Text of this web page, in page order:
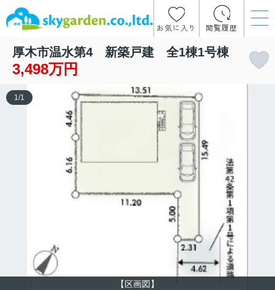
お気に入り 閲覧履歴
厚木市温水第4 新築戸建 全1棟1号棟
3,498万円
【区画図】
1 /1